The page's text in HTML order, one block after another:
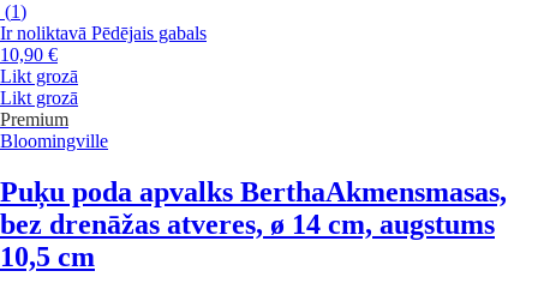
(1)
Ir noliktavā Pēdējais gabals
10,90 €
Likt grozā
Likt grozā
Premium
Bloomingville
Puķu poda apvalks BerthaAkmensmasas,
bez drenāžas atveres, ø 14 cm, augstums
10,5 cm